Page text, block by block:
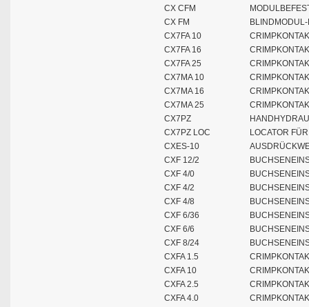
CX CFM
CX FM
CX7FA 10
CX7FA 16
CX7FA 25
CX7MA 10
CX7MA 16
CX7MA 25
CX7PZ
CX7PZ LOC
LOCATOR
CXES-10
CXF 12/2
CXF 4/0
CXF 4/2
CXF 4/8
CXF 6/36
CXF 6/6
CXF 8/24
CXFA 1.5
CXFA 10
CXFA 2.5
CXFA 4.0